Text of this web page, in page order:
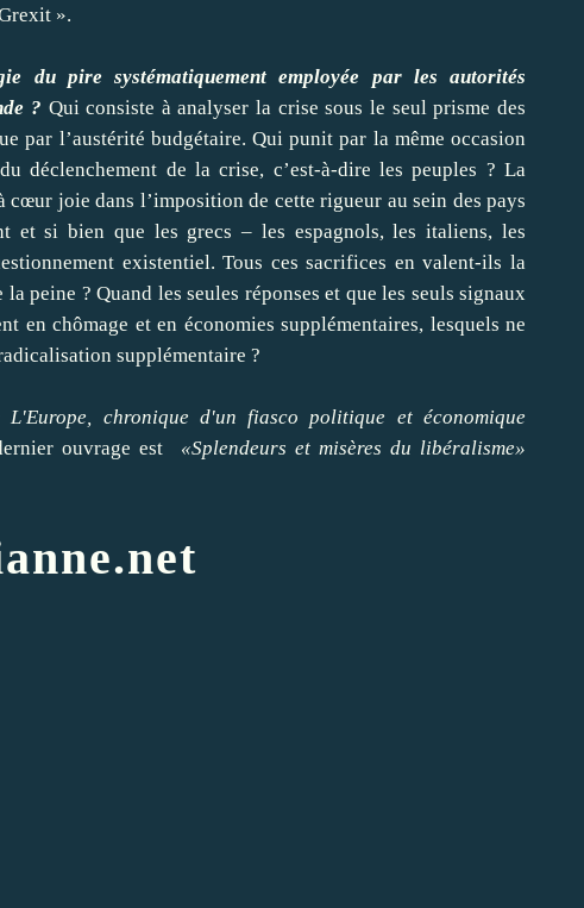
».
du pire systématiquement employée par les autorités
? Qui consiste à analyser la crise sous le seul prisme des
par l’austérité budgétaire. Qui punit par la même occasion
déclenchement de la crise, c’est-à-dire les peuples ? La
cœur joie dans l’imposition de cette rigueur au sein des pays
et si bien que les grecs – les espagnols, les italiens, les
existentiel. Tous ces sacrifices en valent-ils la
peine ? Quand les seules réponses et que les seuls signaux
en chômage et en économies supplémentaires, lesquels ne
supplémentaire ?
L'Europe, chronique d'un fiasco politique et économique
ouvrage est «Splendeurs et misères du libéralisme»